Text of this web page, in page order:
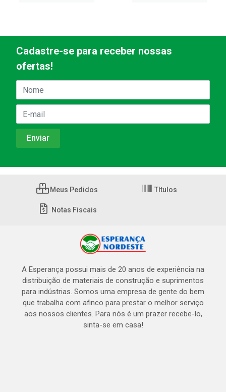
Cadastre-se para receber nossas
ofertas!
Meus Pedidos Títulos
Notas Fiscais
A Esperança possui mais de 20 anos de experiência na
distribuição de materiais de construção e suprimentos
para indústrias. Somos uma empresa de gente do bem
que trabalha com afinco para prestar o melhor serviço
aos nossos clientes. Para nós é um prazer recebe-lo,
sinta-se em casa!